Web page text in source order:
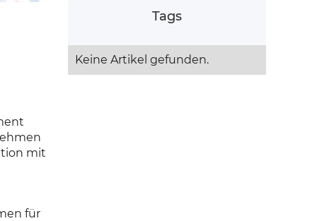
mit
für
Tags
Keine Artikel gefunden.